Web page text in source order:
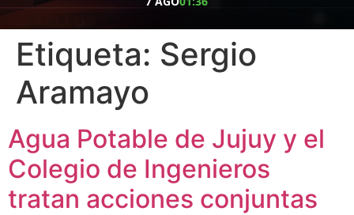
Etiqueta: Sergio
Aramayo
Agua Potable de Jujuy y el
Colegio de Ingenieros
tratan acciones conjuntas